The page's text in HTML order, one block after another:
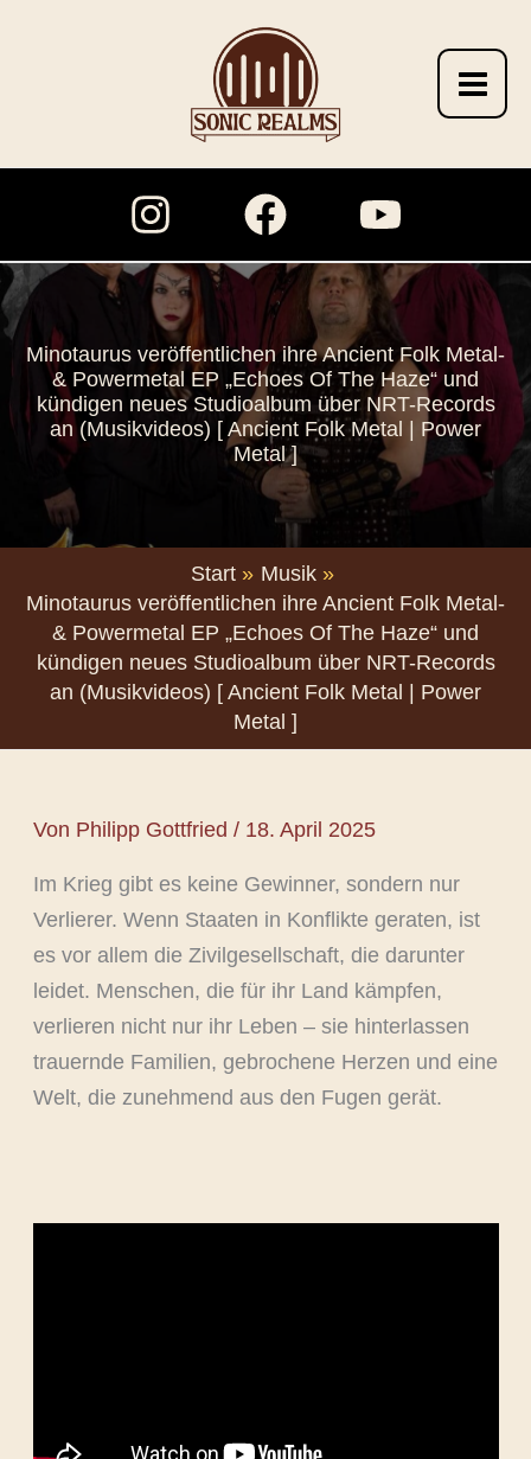
Minotaurus veröffentlichen ihre Ancient Folk Metal-
& Powermetal EP „Echoes Of The Haze“ und
kündigen neues Studioalbum über NRT-Records
an (Musikvideos) [ Ancient Folk Metal | Power
Metal ]
Start
Musik
Minotaurus veröffentlichen ihre Ancient Folk Metal-
& Powermetal EP „Echoes Of The Haze“ und
kündigen neues Studioalbum über NRT-Records
an (Musikvideos) [ Ancient Folk Metal | Power
Metal ]
Von Philipp Gottfried / 18. April 2025
Im Krieg gibt es keine Gewinner, sondern nur
Verlierer. Wenn Staaten in Konflikte geraten, ist
es vor allem die Zivilgesellschaft, die darunter
leidet. Menschen, die für ihr Land kämpfen,
verlieren nicht nur ihr Leben – sie hinterlassen
trauernde Familien, gebrochene Herzen und eine
Welt, die zunehmend aus den Fugen gerät.